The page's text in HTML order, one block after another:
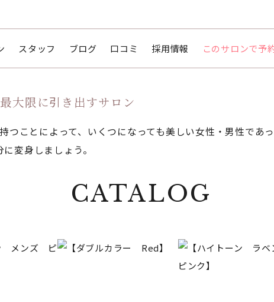
スタッフ ブログ 口コミ 採用情報 このサロンで予
大限に引き出すサロン
つことによって、いくつになっても美しい女性・男性であ
変身しましょう。
CATALOG